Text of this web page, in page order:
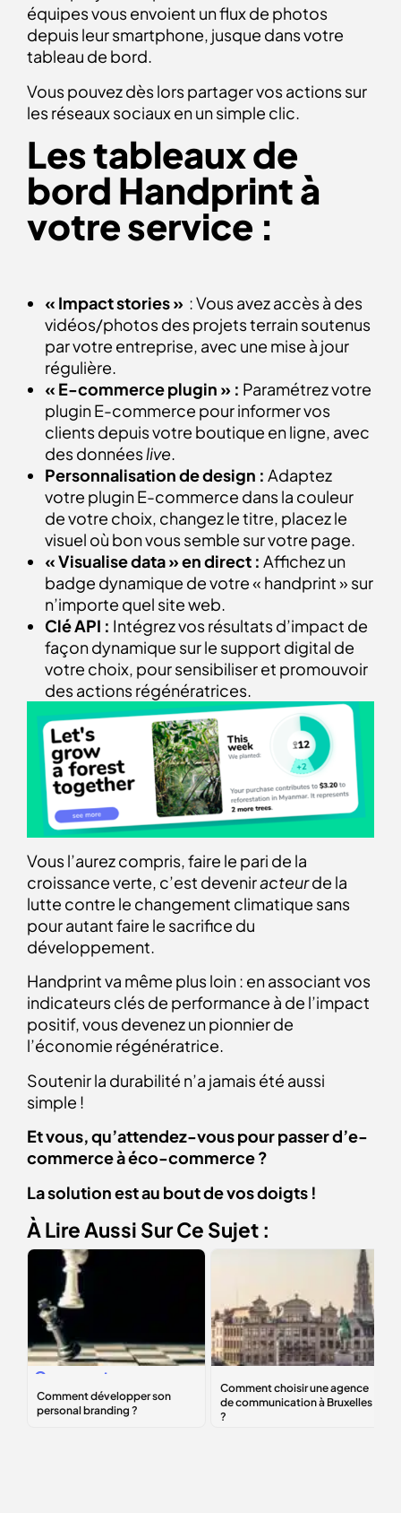
équipes vous envoient un flux de photos
depuis leur smartphone, jusque dans votre
tableau de bord.
Vous pouvez dès lors partager vos actions sur
les réseaux sociaux en un simple clic.
Les tableaux de
bord Handprint à
votre service :
« Impact stories » : Vous avez accès à des
vidéos/photos des projets terrain soutenus
par votre entreprise, avec une mise à jour
régulière.
« E-commerce plugin » : Paramétrez votre
plugin E-commerce pour informer vos
clients depuis votre boutique en ligne, avec
des donnéeslive.
Personnalisation de design : Adaptez
votre plugin E-commerce dans la couleur
de votre choix, changez le titre, placez le
visuel où bon vous semble sur votre page.
« Visualise data » en direct : Affichez un
badge dynamique de votre « handprint » sur
n’importe quel site web.
Clé API : Intégrez vos résultats d’impact de
façon dynamique sur le support digital de
votre choix, pour sensibiliser et promouvoir
des actions régénératrices.
Vous l’aurez compris, faire le pari de la
croissance verte, c’est deveniracteurde la
lutte contre le changement climatique sans
pour autant faire le sacrifice du
développement.
Handprint va même plus loin : en associant vos
indicateurs clés de performance à de l’impact
positif, vous devenez un pionnier de
l’économie régénératrice.
Soutenir la durabilité n’a jamais été aussi
simple !
Et vous, qu’attendez-vous pour passer d’e-
commerce à éco-commerce ?
La solution est au bout de vos doigts !
À Lire Aussi Sur Ce Sujet :
Comment
développer son
personal
une agence de
communication à